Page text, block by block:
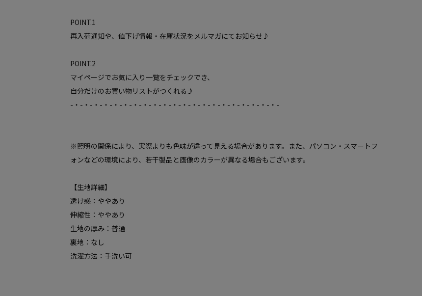
POINT.1
再入荷通知や、値下げ情報・在庫状況をメルマガにてお知らせ♪
POINT.2
マイページでお気に入り一覧をチェックでき、
自分だけのお買い物リストがつくれる♪
-・-・-・-・-・-・-・-・-・-・-・-・-・-・-・-・-・-・-・-・-・-
※照明の関係により、実際よりも色味が違って見える場合があります。また、パソコン・スマートフ
ォンなどの環境により、若干製品と画像のカラーが異なる場合もございます。
【生地詳細】
透け感：ややあり
伸縮性：ややあり
生地の厚み：普通
裏地：なし
洗濯方法：手洗い可